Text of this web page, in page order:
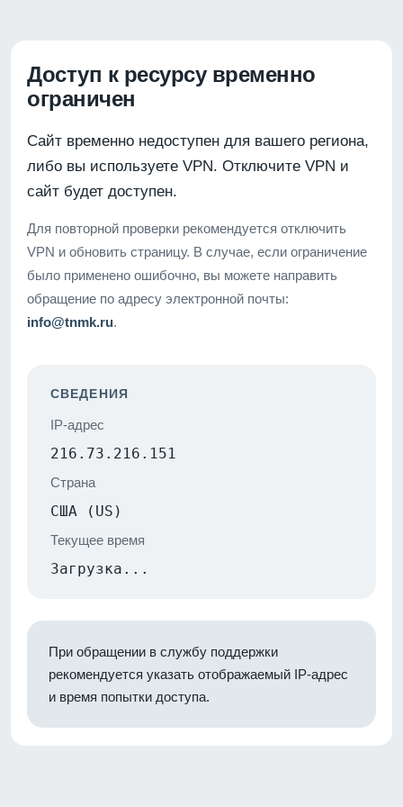
Доступ к ресурсу временно
ограничен
Сайт временно недоступен для вашего региона,
либо вы используете VPN. Отключите VPN и
сайт будет доступен.
Для повторной проверки рекомендуется отключить
VPN и обновить страницу. В случае, если ограничение
было применено ошибочно, вы можете направить
обращение по адресу электронной почты:
info@tnmk.ru.
СВЕДЕНИЯ
IP-адрес
216.73.216.151
Страна
США (US)
Текущее время
Загрузка...
При обращении в службу поддержки
рекомендуется указать отображаемый IP-адрес
и время попытки доступа.